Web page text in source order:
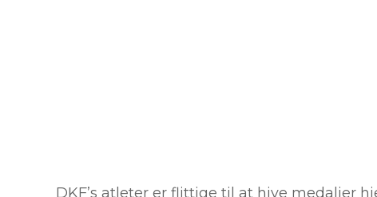
DKF’s atleter er flittige til at hive medaljer